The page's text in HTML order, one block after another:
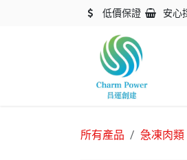
低價保證 安心
所有產品 急凍肉類